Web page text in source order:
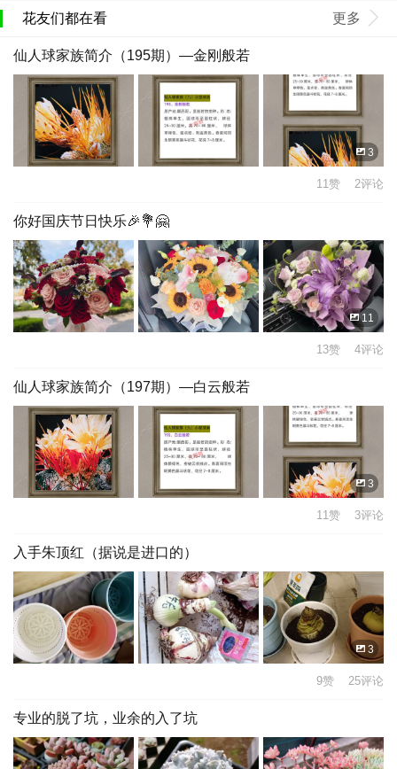
花友们都在看 更多
仙人球家族简介（195期）—金刚般若
3
11赞 2评论
你好国庆节日快乐🎉💐🤗
11
13赞 4评论
仙人球家族简介（197期）—白云般若
3
11赞 3评论
入手朱顶红（据说是进口的）
3
9赞 25评论
专业的脱了坑，业余的入了坑